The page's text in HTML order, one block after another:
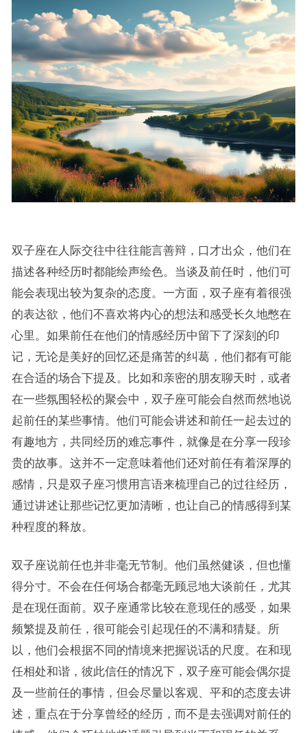
双子座在人际交往中往往能言善辩，口才出众，他们在
描述各种经历时都能绘声绘色。当谈及前任时，他们可
能会表现出较为复杂的态度。一方面，双子座有着很强
的表达欲，他们不喜欢将内心的想法和感受长久地憋在
心里。如果前任在他们的情感经历中留下了深刻的印
记，无论是美好的回忆还是痛苦的纠葛，他们都有可能
在合适的场合下提及。比如和亲密的朋友聊天时，或者
在一些氛围轻松的聚会中，双子座可能会自然而然地说
起前任的某些事情。他们可能会讲述和前任一起去过的
有趣地方，共同经历的难忘事件，就像是在分享一段珍
贵的故事。这并不一定意味着他们还对前任有着深厚的
感情，只是双子座习惯用言语来梳理自己的过往经历，
通过讲述让那些记忆更加清晰，也让自己的情感得到某
种程度的释放。
双子座说前任也并非毫无节制。他们虽然健谈，但也懂
得分寸。不会在任何场合都毫无顾忌地大谈前任，尤其
是在现任面前。双子座通常比较在意现任的感受，如果
频繁提及前任，很可能会引起现任的不满和猜疑。所
以，他们会根据不同的情境来把握说话的尺度。在和现
任相处和谐，彼此信任的情况下，双子座可能会偶尔提
及一些前任的事情，但会尽量以客观、平和的态度去讲
述，重点在于分享曾经的经历，而不是去强调对前任的